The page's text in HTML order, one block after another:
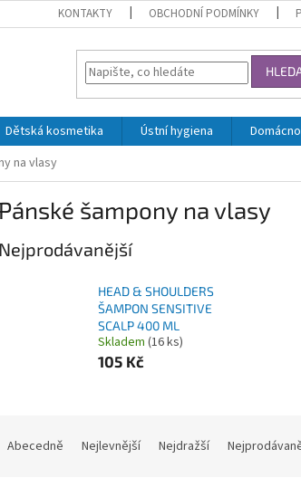
KONTAKTY OBCHODNÍ PODMÍNKY
Dětská kosmetika Ústní hygiena
na vlasy
Pánské šampony na vlasy
Nejprodávanější
HEAD & SHOULDERS
ŠAMPON SENSITIVE
SCALP 400 ML
Skladem (16 ks)
105 Kč
Abecedně Nejlevnější Nejdražší